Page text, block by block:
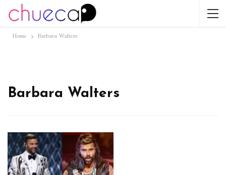
Home Barbara Walters
Barbara Walters